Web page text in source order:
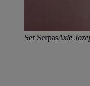
Ser SerpasAxle